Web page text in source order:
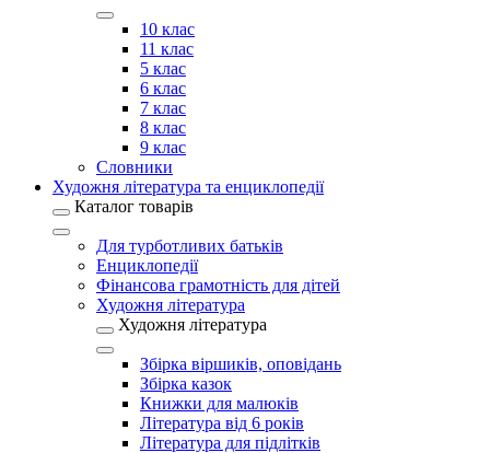
10 клас
11 клас
5 клас
6 клас
7 клас
8 клас
9 клас
Словники
Художня література та енциклопедії
Каталог товарів
Для турботливих батьків
Енциклопедії
Фінансова грамотність для дітей
Художня література
Художня література
Збірка віршиків, оповідань
Збірка казок
Книжки для малюків
Література від 6 років
Література для підлітків